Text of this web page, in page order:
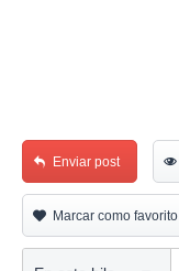
Enviar post
Marcar como favorito